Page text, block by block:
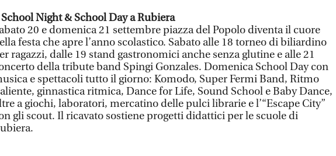
Night & School Day a Rubiera
20 e domenica 21 settembre piazza del Popolo diventa il cuore
festa che apre l’anno scolastico. Sabato alle 18 torneo di biliardino
ragazzi, dalle 19 stand gastronomici anche senza glutine e alle 21
della tribute band Spingi Gonzales. Domenica School Day con
e spettacoli tutto il giorno: Komodo, Super Fermi Band, Ritmo
ginnastica ritmica, Dance for Life, Sound School e Baby Dance,
a giochi, laboratori, mercatino delle pulci librarie e l’“Escape City”
gli scout. Il ricavato sostiene progetti didattici per le scuole di